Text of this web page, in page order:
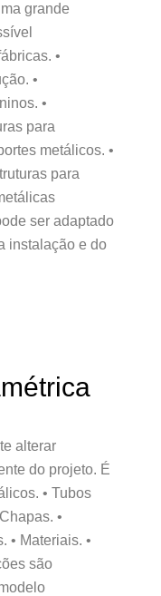
grande
•
•
•
para
metálicos. •
para
ser adaptado
instalação e do
alterar
do projeto. É
• Tubos
•
• Materiais. •
são